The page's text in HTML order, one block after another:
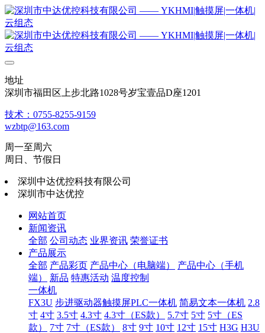
地址
深圳市福田区上步北路1028号岁宝壹品D座1201
技术：0755-8255-9159
wzbtp@163.com
周一至周六
周日、节假日
深圳中达优控科技有限公司
深圳市中达优控
网站首页
新闻资讯
全部 公司动态 业界资讯 荣誉证书
产品展示
全部 产品彩页 产品中心（电脑端）
产品中心（手机
端）
新品 特惠活动 温度控制
一体机
FX3U 步进驱动器触摸屏PLC一体机 简易文本一体机 2.8
寸 4寸 3.5寸 4.3寸 4.3寸（ES款） 5.7寸 5寸 5寸（ES
款）
7寸 7寸（ES款） 8寸 9寸 10寸 12寸 15寸 H3G H3U